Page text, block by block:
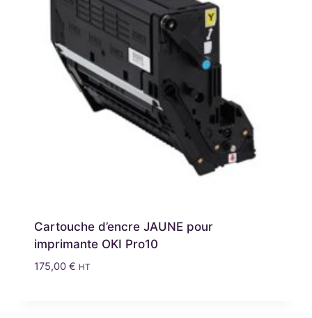
Cartouche d’encre JAUNE pour
imprimante OKI Pro10
175,00 € HT